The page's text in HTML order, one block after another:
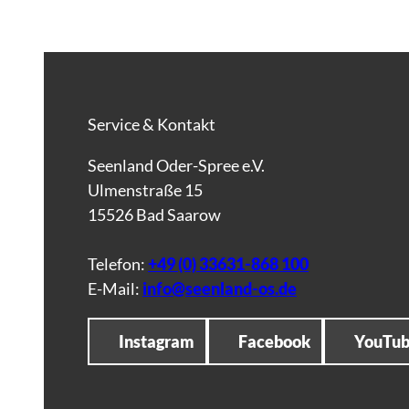
Service & Kontakt
Seenland Oder-Spree e.V.
Ulmenstraße 15
15526 Bad Saarow
Telefon:+49 (0) 33631-868 100
E-Mail: info@seenland-os.de
Instagram Facebook